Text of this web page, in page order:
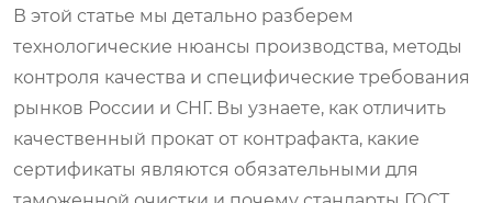
В этой статье мы детально разберем
технологические нюансы производства, методы
контроля качества и специфические требования
рынков России и СНГ. Вы узнаете, как отличить
качественный прокат от контрафакта, какие
сертификаты являются обязательными для